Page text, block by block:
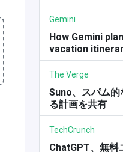
Gemini
How Gemini
vacation
The Verge
Suno、スパム
る計画を共有
TechCrunch
ChatGPT、無料